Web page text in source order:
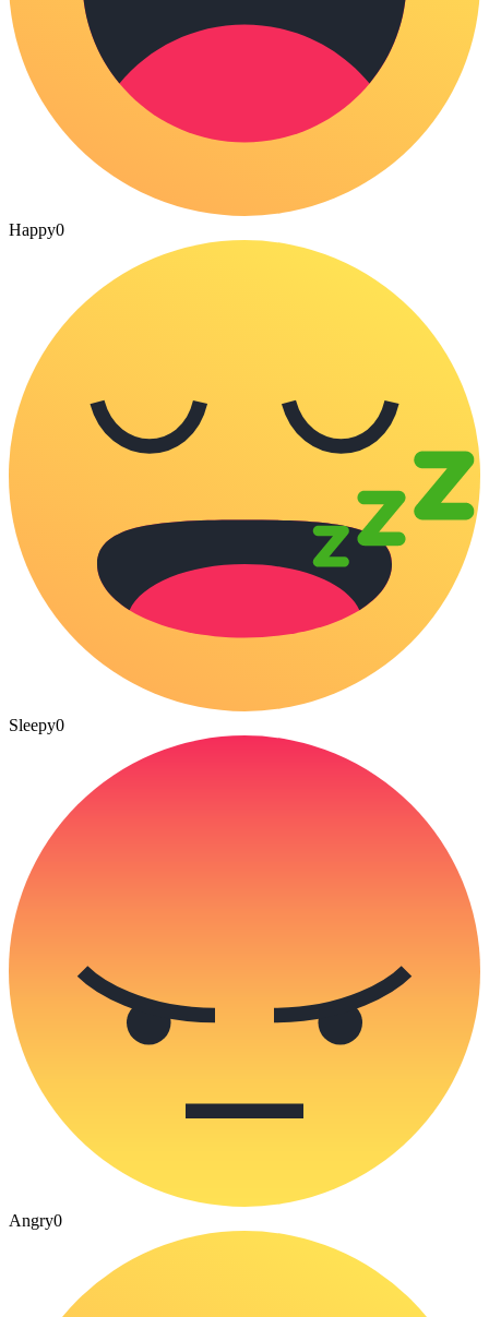
Happy0
Sleepy0
Angry0